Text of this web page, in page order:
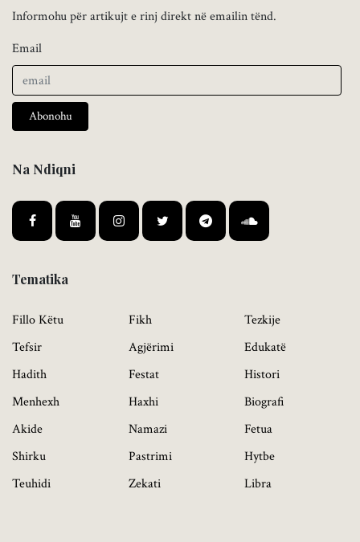
Informohu për artikujt e rinj direkt në emailin tënd.
Email
Abonohu
Na Ndiqni
Tematika
Fillo Këtu
Tefsir
Hadith
Menhexh
Akide
Shirku
Teuhidi
Fikh
Agjërimi
Festat
Haxhi
Namazi
Pastrimi
Zekati
Tezkije
Edukatë
Histori
Biografi
Fetua
Hytbe
Libra